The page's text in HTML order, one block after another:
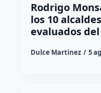
Rodrigo
los 10
evaluados
Dulce Martinez 5